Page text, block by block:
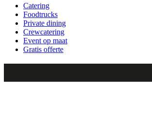
Catering
Foodtrucks
Private dining
Crewcatering
Event op maat
Gratis offerte